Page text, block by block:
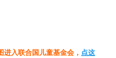
入联合国儿童基金会， 点这